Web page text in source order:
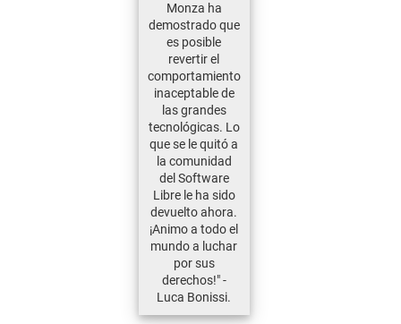
Monza ha
demostrado que
es posible
revertir el
comportamiento
inaceptable de
las grandes
tecnológicas. Lo
que se le quitó a
la comunidad
del Software
Libre le ha sido
devuelto ahora.
¡Animo a todo el
mundo a luchar
por sus
derechos!" -
Luca Bonissi.